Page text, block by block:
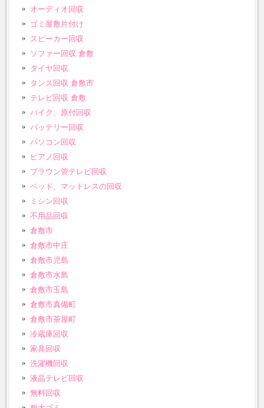
オーディオ回収
ゴミ屋敷片付け
スピーカー回収
ソファー回収 倉敷
タイヤ回収
タンス回収 倉敷市
テレビ回収 倉敷
バイク、原付回収
バッテリー回収
パソコン回収
ピアノ回収
ブラウン管テレビ回収
ベッド、マットレスの回収
ミシン回収
不用品回収
倉敷市
倉敷市中庄
倉敷市児島
倉敷市水島
倉敷市玉島
倉敷市真備町
倉敷市茶屋町
冷蔵庫回収
家具回収
洗濯機回収
液晶テレビ回収
無料回収